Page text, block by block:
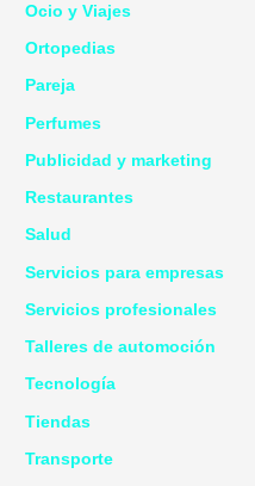
Ocio y Viajes
Ortopedias
Pareja
Perfumes
Publicidad y marketing
Restaurantes
Salud
Servicios para empresas
Servicios profesionales
Talleres de automoción
Tecnología
Tiendas
Transporte